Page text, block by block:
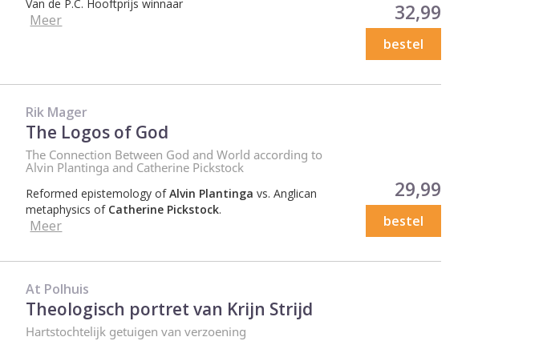
Van de P.C. Hooftprijs winnaar
Meer Prijs
32,99
bestel
Rik Mager
The Logos of God
The Connection Between God and World according to
Alvin Plantinga and Catherine Pickstock
Reformed epistemology ofAlvin Plantinga vs. Anglican
metaphysics of Catherine Pickstock.
Meer
Prijs
29,99
bestel
At Polhuis
Theologisch portret van Krijn Strijd
Hartstochtelijk getuigen van verzoening